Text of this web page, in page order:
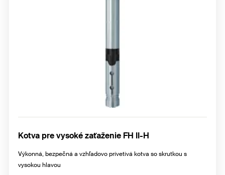
Kotva pre vysoké zaťaženie FH II-H
Výkonná, bezpečná a vzhľadovo prívetivá kotva so skrutkou s
vysokou hlavou